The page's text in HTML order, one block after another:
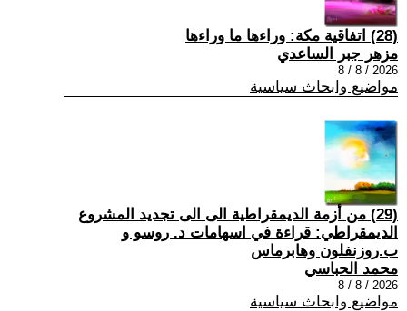
(28) اتفاقية مكة: وراءها ما وراءها
مزهر جبر الساعدي
2026 / 8 / 8
مواضيع وابحاث سياسية
(29) من أزمة الديمقراطية الى الى تجديد المشروع
الديمقراطي: قراءة في اسهامات د. روسو و
ب.روزنفلون وهابرماس
محمد الحباسي
2026 / 8 / 8
مواضيع وابحاث سياسية